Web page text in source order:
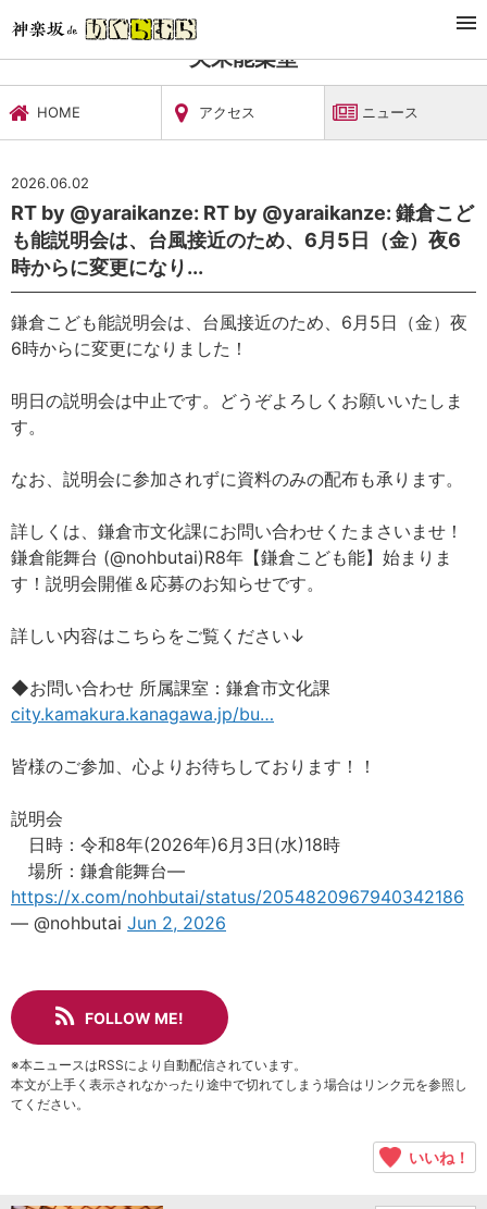
文化施設・ギャラリー
矢来能楽堂
HOME アクセス ニュース
2026.06.02
RT by @yaraikanze: RT by @yaraikanze: 鎌倉こど
も能説明会は、台風接近のため、6月5日（金）夜6
時からに変更になり...
鎌倉こども能説明会は、台風接近のため、6月5日（金）夜
6時からに変更になりました！
明日の説明会は中止です。どうぞよろしくお願いいたしま
す。
なお、説明会に参加されずに資料のみの配布も承ります。
詳しくは、鎌倉市文化課にお問い合わせくたまさいませ！
鎌倉能舞台 (@nohbutai)R8年【鎌倉こども能】始まりま
す！説明会開催＆応募のお知らせです。
詳しい内容はこちらをご覧ください↓
◆お問い合わせ 所属課室：鎌倉市文化課
city.kamakura.kanagawa.jp/bu…
皆様のご参加、心よりお待ちしております！！
説明会
日時：令和8年(2026年)6月3日(水)18時
場所：鎌倉能舞台—
https://x.com/nohbutai/status/2054820967940342186
— @nohbutai Jun 2, 2026
FOLLOW ME!
※本ニュースはRSSにより自動配信されています。
本文が上手く表示されなかったり途中で切れてしまう場合はリンク元を参照し
てください。
いいね！